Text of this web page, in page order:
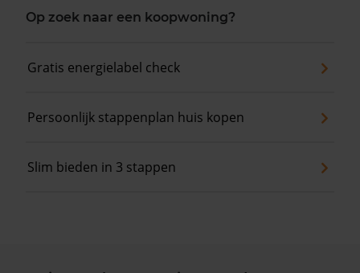
Op zoek naar een koopwoning?
Gratis energielabel check
Persoonlijk stappenplan huis kopen
Slim bieden in 3 stappen